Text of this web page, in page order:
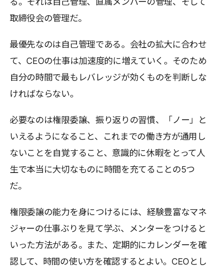
取締役会の管理だ。
最優先なのは自己管理である。会社の拡大に合わせ
て、CEOの仕事は加速度的に増えていく。そのため
自分の時間で最もレバレッジが効くものを判断しな
ければならない。
必要なのは権限委譲、振り返りの習慣、「ノー」と
いえるようになること、これまでの働き方が通用し
ないことを自覚すること、意識的に休暇をとって人
生で本当に大切なものに時間を充てることの5つ
だ。
権限委譲の能力を身につけるには、経験豊富なマネ
ジャーの仕事ぶりを見て学ぶ、メンターをつけると
いった方法がある。また、定期的にカレンダーを確
認して、時間の使い方を確認するとよい。CEOとし